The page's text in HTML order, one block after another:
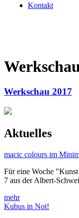
Kontakt
Werkschau 2017
Aktuelles
macic colours im
Für eine Woche
7 aus der Albert-
mehr
Kubus in Not!